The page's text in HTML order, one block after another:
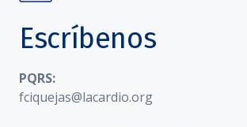
Escríbenos
PQRS:
fciquejas@lacardio.org